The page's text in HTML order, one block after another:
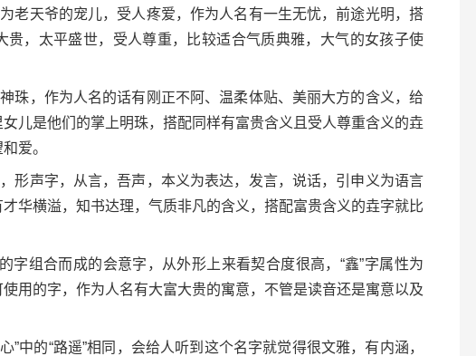
老天爷的宠儿，受人疼爱，作为人名有一生无忧，前途光明，搭
贵，太平盛世，受人尊重，比较适合气质典雅，大气的女孩子使
珠，作为人名的话有刚正不阿、温柔体贴、美丽大方的含义，给
儿是他们的掌上明珠，搭配同样有富贵含义且受人尊重含义的垚
爱。
形声字，从言，吾声，本义为表达，发言，说话，引申义为语言
华横溢，知书达理，气质非凡的含义，搭配富贵含义的垚字就比
字组合而成的会意字，从外形上来看契合度很高，“鑫”字属性为
用的字，作为人名有大富大贵的寓意，不管是读音还是寓意以及
”中的“路遥”相同，会给人听到这个名字就觉得很文雅，有内涵，